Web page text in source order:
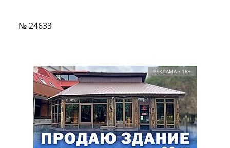
№ 24633
РЕКЛАМА • 18+